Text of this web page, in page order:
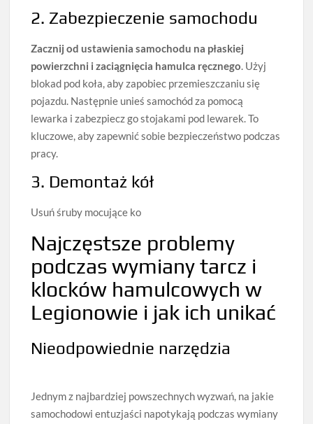
2. Zabezpieczenie samochodu
Zacznij od ustawienia samochodu na płaskiej
powierzchni i zaciągnięcia hamulca ręcznego. Użyj
blokad pod koła, aby zapobiec przemieszczaniu się
pojazdu. Następnie unieś samochód za pomocą
lewarka i zabezpiecz go stojakami pod lewarek. To
kluczowe, aby zapewnić sobie bezpieczeństwo podczas
pracy.
3. Demontaż kół
Usuń śruby mocujące ko
Najczęstsze problemy
podczas wymiany tarcz i
klocków hamulcowych w
Legionowie i jak ich unikać
Nieodpowiednie narzędzia
Jednym z najbardziej powszechnych wyzwań, na jakie
samochodowi entuzjaści napotykają podczas wymiany